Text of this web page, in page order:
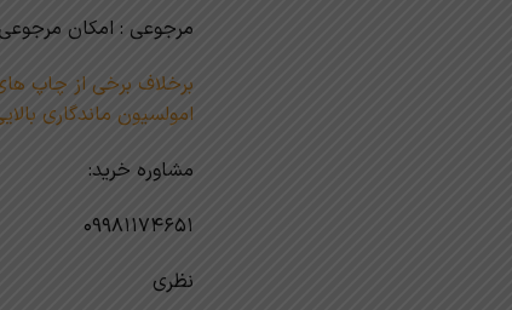
مرجوعی : امکان مرجوعی تا 14
برخلاف برخی از چاپ
امولسیون ماندگاری
مشاوره خرید:
09981174651
نظری